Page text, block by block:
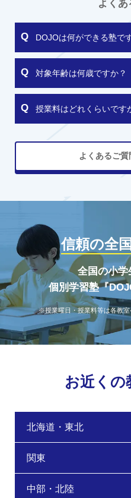
よくあ
DOJOは何ができる塾で
対象年齢は何歳ですか？
授業料はどれくらいです
よくあるご
信頼の全国
全国の小学
個別学習塾『
※授業曜日・授業料等は各教室
お近くの
北海道・東北
関東
中部・北陸